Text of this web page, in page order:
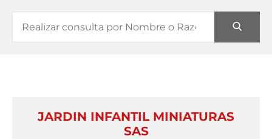
JARDIN INFANTIL MINIATURAS
SAS